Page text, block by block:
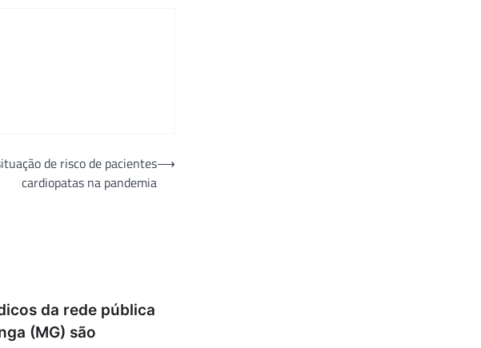
de risco de pacientes
cardiopatas na pandemia
⟶
da rede pública
(MG) são